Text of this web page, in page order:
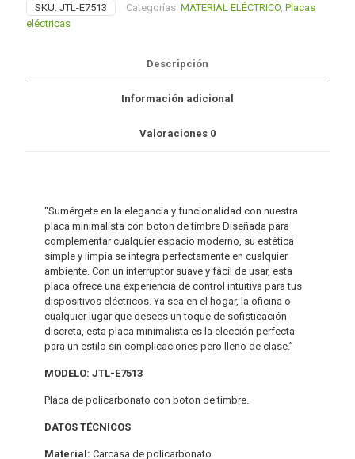
SKU: JTL-E7513 Categorías: MATERIAL ELÉCTRICO Placas
eléctricas
Descripción
Información adicional
Valoraciones 0
“Sumérgete en la elegancia y funcionalidad con nuestra
placa minimalista con boton de timbre Diseñada para
complementar cualquier espacio moderno, su estética
simple y limpia se integra perfectamente en cualquier
ambiente. Con un interruptor suave y fácil de usar, esta
placa ofrece una experiencia de control intuitiva para tus
dispositivos eléctricos. Ya sea en el hogar, la oficina o
cualquier lugar que desees un toque de sofisticación
discreta, esta placa minimalista es la elección perfecta
para un estilo sin complicaciones pero lleno de clase.”
MODELO: JTL-E7513
Placa de policarbonato con boton de timbre.
DATOS TÉCNICOS
Material: Carcasa de policarbonato